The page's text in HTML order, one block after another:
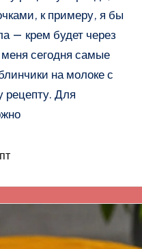
к примеру, я бы
— крем будет через
сегодня самые
на молоке с
рецепту. Для